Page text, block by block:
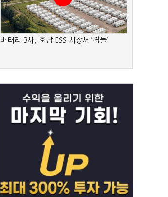
배터리 3사, 호남 ESS 시장서 ‘격돌’